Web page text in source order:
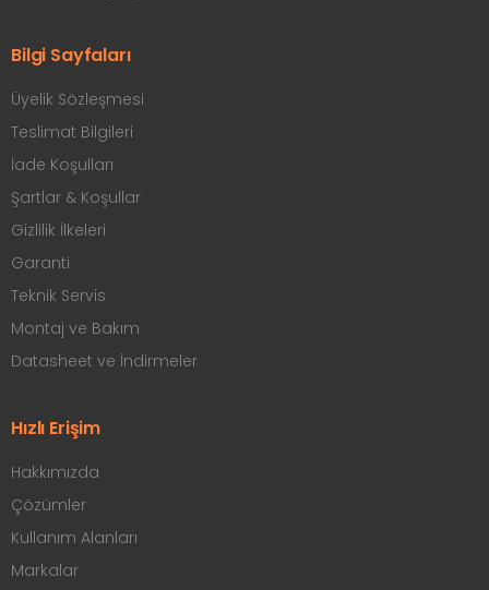
Bilgi Sayfaları
Üyelik Sözleşmesi
Teslimat Bilgileri
İade Koşulları
Şartlar & Koşullar
Gizlilik İlkeleri
Garanti
Teknik Servis
Montaj ve Bakım
Datasheet ve İndirmeler
Hızlı Erişim
Hakkımızda
Çözümler
Kullanım Alanları
Markalar